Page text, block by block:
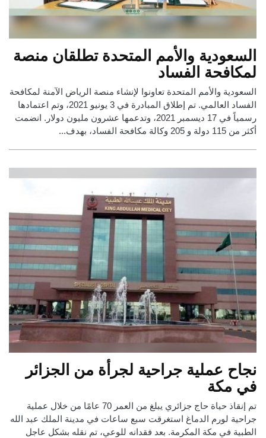
السعودية والأمم المتحدة تطلقان منصة
لمكافحة الفساد
السعودية والأمم المتحدة تعاونوا لإنشاء منصة الرياض الآمنة لمكافحة
الفساد العالمي. تم إطلاق المبادرة في 3 يونيو 2021، وتم اعتمادها
رسمياً في 17 ديسمبر 2021، وتدعمها عشرون مليون دولار. انضمت
أكثر من 115 دولة و 205 وكالة مكافحة الفساد، بهدف...
نجاح عملية جراحية لجرأة من الجزائر
في مكة
تم إنقاذ حياة حاج جزائري يبلغ من العمر 70 عامًا من خلال عملية
جراحية لورم الدماغ استغرقت سبع ساعات في مدينة الملك عبد الله
الطبية في مكة المكرمة. بعد فقدانه للوعي، تم نقله بشكل عاجل